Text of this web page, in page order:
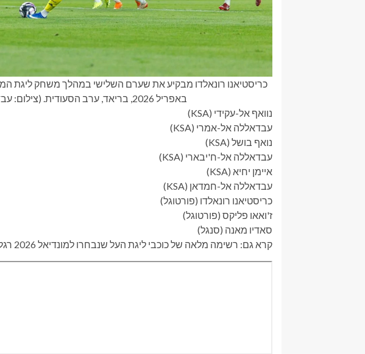
באפריל 2026, בריאד, ערב הסעודית. (צילום: עבדאללה אחמד/Getty Images)
נוואף אל-עקידי (KSA)
עבדאללה אל-אמרי (KSA)
נואף בושל (KSA)
עבדאללה אל-ח'יבארי (KSA)
איימן יחיא (KSA)
עבדאללה אל-חמדאן (KSA)
כריסטיאנו רונאלדו (פורטוגל)
ז'ואאו פליקס (פורטוגל)
סאדיו מאנה (סנגל)
קרא גם: רשימה מלאה של כוכבי ליגת העל שנבחרו למונדיאל 2026 רגל. קאי האוורץ וארלינג האלנד